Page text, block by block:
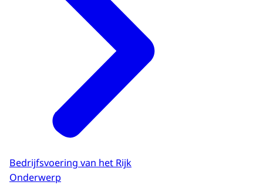
Bedrijfsvoering van het Rijk
Onderwerp